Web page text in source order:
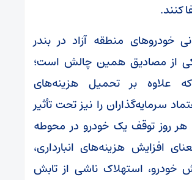
کنند.
خودروهای منطقه آزاد در بندر
یکی از مصادیق همین چالش است؛
علاوه بر تحمیل هزینه‌های
سرمایه‌گذاران را نیز تحت تأثیر
هر روز توقف یک خودرو در محوطه
افزایش هزینه‌های انبارداری،
خودرو، استهلاک ناشی از تابش